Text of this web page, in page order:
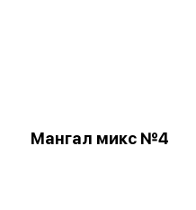
Мангал микс №4